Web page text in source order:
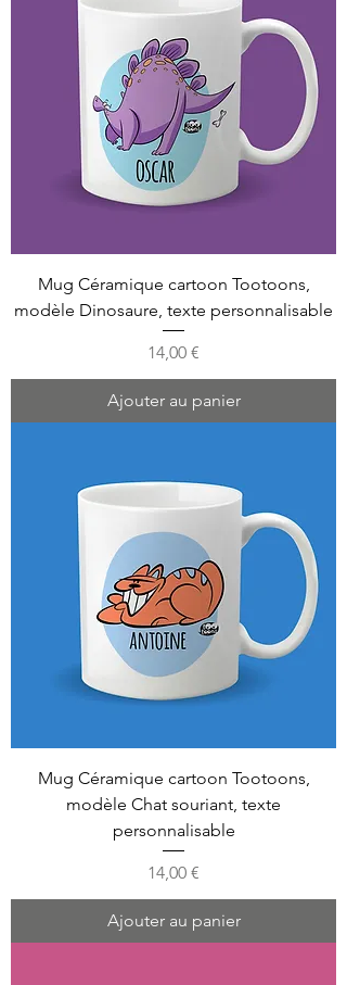
Mug Céramique cartoon Tootoons,
modèle Dinosaure, texte personnalisable
Prix
14,00 €
Ajouter au panier
Mug Céramique cartoon Tootoons,
modèle Chat souriant, texte
personnalisable
Prix
14,00 €
Ajouter au panier